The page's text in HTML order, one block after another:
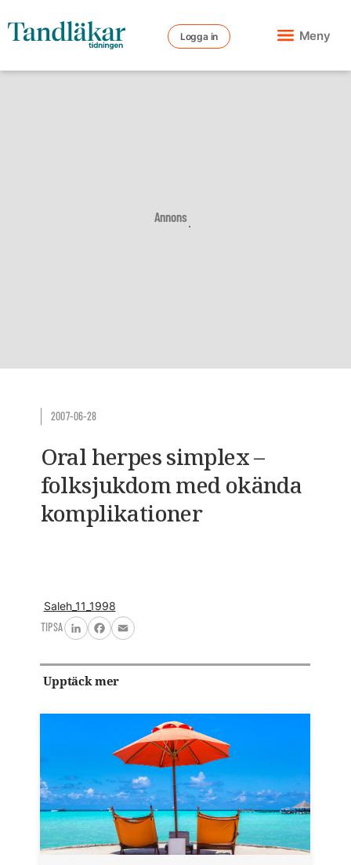
Logga in Meny
Annons
2007-06-28
Oral herpes simplex –
folksjukdom med okända
komplikationer
Saleh_11_1998
TIPSA
LinkedInFacebook
Email
Upptäck mer